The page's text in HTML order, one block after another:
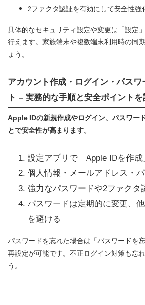
2ファクタ認証を有効にして安全性強
具体的なセキュリティ設定や変更は「設定
行えます。家族端末や複数端末利用時の同
ょう。
アカウント作成・ログイン・パスワ
ト – 実務的な手順と安全ポイントを
Apple IDの新規作成やログイン、パスワー
とで安全性が高まります。
設定アプリで「Apple IDを作成
個人情報・メールアドレス・
強力なパスワードや2ファクタ
パスワードは定期的に変更、
を避ける
パスワードを忘れた場合は「パスワードを
再設定が可能です。不正ログイン対策も忘
う。